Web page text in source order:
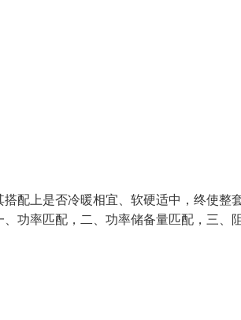
配上是否冷暖相宜、软硬适中，终使整
功率匹配，二、功率储备量匹配，三、